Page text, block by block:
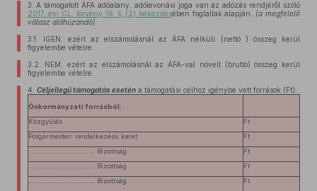
3. A támogatott ÁFA adóalany, adólevonási joga van az adózás rendjéről szóló
2017. évi CL. törvény 16. § (2) bekezdésében foglaltak alapján, (a megfelelő
válasz aláhúzandó):
3.1.
IGEN, ezért az elszámolásnál az ÁFA nélküli (nettó ) összeg kerül
figyelembe vételre.
3.2.
NEM, ezért az elszámolásnál az ÁFA-val növelt (bruttó) összeg kerül
figyelembe vételre.
4. Céljellegű támogatás eseténa támogatási célhoz igénybe vett források (Ft):
Önkormányzati forrásból:
Közgyűlés
Ft
Polgármesteri rendelkezésű keret
Ft
…………………………….. Bizottság
Ft
…………………………….. Bizottság
Ft
…………………………….. Bizottság
Ft